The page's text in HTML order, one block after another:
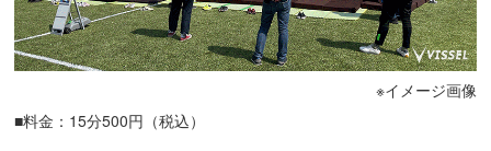
※イメージ画像
■料金：15分500円（税込）